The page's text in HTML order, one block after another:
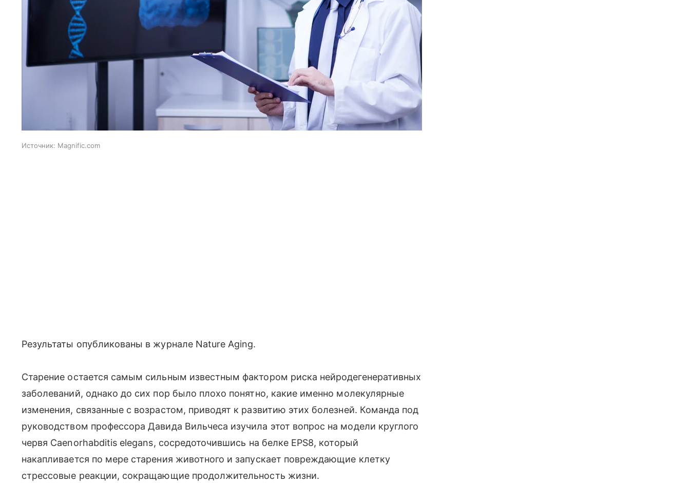
Источник: Magnific.com
Результаты опубликованы в журнале Nature Aging.
Старение остается самым сильным известным фактором риска нейродегенеративных
заболеваний, однако до сих пор было плохо понятно, какие именно молекулярные
изменения, связанные с возрастом, приводят к развитию этих болезней. Команда под
руководством профессора Давида Вильчеса изучила этот вопрос на модели круглого
червя Caenorhabditis elegans, сосредоточившись на белке EPS8, который
накапливается по мере старения животного и запускает повреждающие клетку
стрессовые реакции, сокращающие продолжительность жизни.